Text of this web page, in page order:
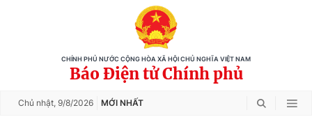
CHÍNH PHỦ NƯỚC CỘNG HÒA XÃ HỘI CHỦ NGHĨA VIỆT NAM
Báo Điện tử Chính phủ
Chủ nhật, 9/8/2026 MỚI NHẤT